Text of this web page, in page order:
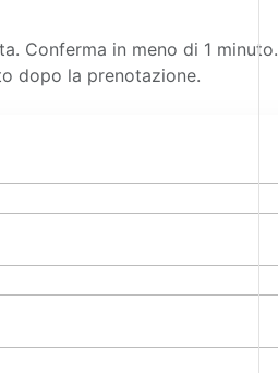
Conferma in meno di 1 minuto.
dopo la prenotazione.